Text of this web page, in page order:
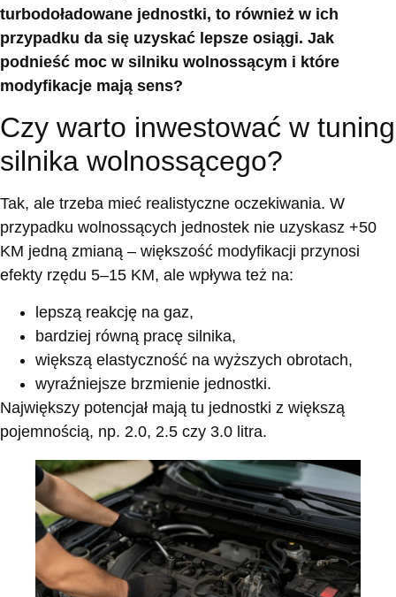
turbodoładowane jednostki, to również w ich
przypadku da się uzyskać lepsze osiągi. Jak
podnieść moc w silniku wolnossącym i które
modyfikacje mają sens?
Czy warto inwestować w tuning
silnika wolnossącego?
Tak, ale trzeba mieć realistyczne oczekiwania. W
przypadku wolnossących jednostek nie uzyskasz +50
KM jedną zmianą – większość modyfikacji przynosi
efekty rzędu 5–15 KM, ale wpływa też na:
lepszą reakcję na gaz,
bardziej równą pracę silnika,
większą elastyczność na wyższych obrotach,
wyraźniejsze brzmienie jednostki.
Największy potencjał mają tu jednostki z większą
pojemnością, np. 2.0, 2.5 czy 3.0 litra.